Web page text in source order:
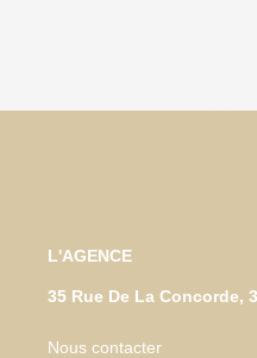
L'AGENCE
35 Rue De La Concorde,
Nous contacter